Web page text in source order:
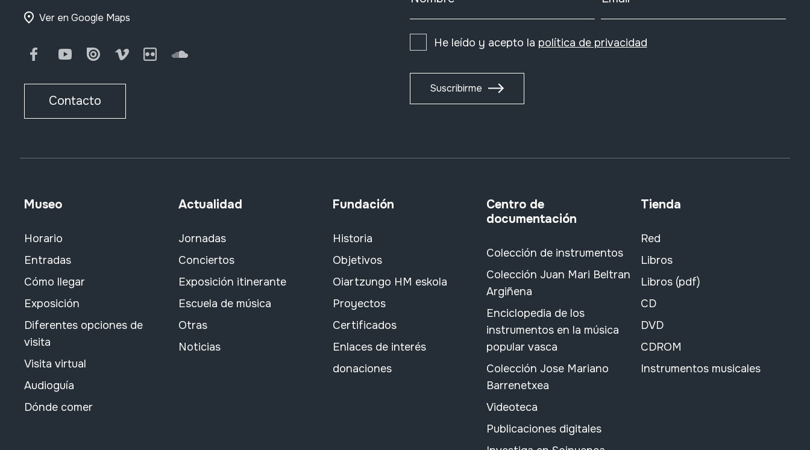
Ver en Google Maps
FacebookYoutubeIssuu Vimeo FlickrSoundCloud
Contacto
He leído y acepto la política de privacidad
Suscribirme
Museo
Horario
Entradas
Cómo llegar
Exposición
Diferentes opciones de
visita
Visita virtual
Audioguía
Dónde comer
Actualidad
Jornadas
Conciertos
Exposición itinerante
Escuela de música
Otras
Noticias
Fundación
Historia
Objetivos
Oiartzungo HM eskola
Proyectos
Certificados
Enlaces de interés
donaciones
Centro de
documentación
Colección de instrumentos
Colección Juan Mari Beltran
Argiñena
Enciclopedia de los
instrumentos en la música
popular vasca
Colección Jose Mariano
Barrenetxea
Videoteca
Publicaciones digitales
Tienda
Red
Libros
Libros (pdf)
CD
DVD
CDROM
Instrumentos musicales